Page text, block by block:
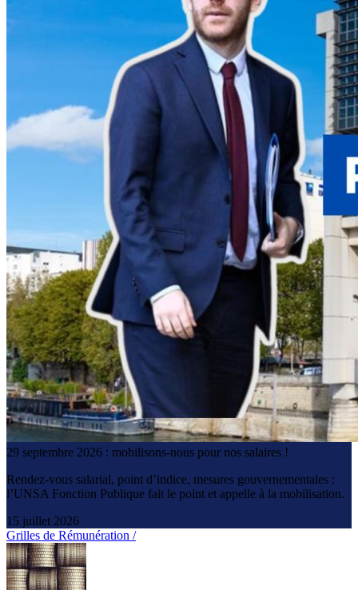
29 septembre 2026 : mobilisons-nous pour nos salaires !
Rendez-vous salarial, point d’indice, mesures gouvernementales :
l’UNSA Fonction Publique fait le point et appelle à la mobilisation.
15 juillet 2026
Grilles de Rémunération /